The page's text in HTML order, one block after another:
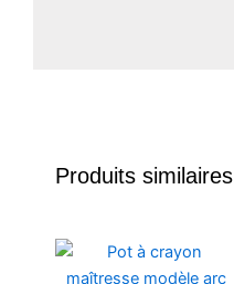
Produits similaires